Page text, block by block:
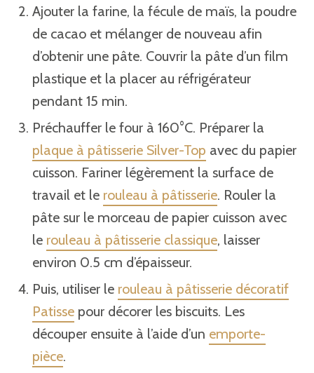
Ajouter la farine, la fécule de maïs, la poudre
de cacao et mélanger de nouveau afin
d’obtenir une pâte. Couvrir la pâte d’un film
plastique et la placer au réfrigérateur
pendant 15 min.
Préchauffer le four à 160°C. Préparer la
plaque à pâtisserie Silver-Top avec du papier
cuisson. Fariner légèrement la surface de
travail et le rouleau à pâtisserie. Rouler la
pâte sur le morceau de papier cuisson avec
le rouleau à pâtisserie classique, laisser
environ 0.5 cm d’épaisseur.
Puis, utiliser le rouleau à pâtisserie décoratif
Patisse pour décorer les biscuits. Les
découper ensuite à l’aide d’un emporte-
pièce.